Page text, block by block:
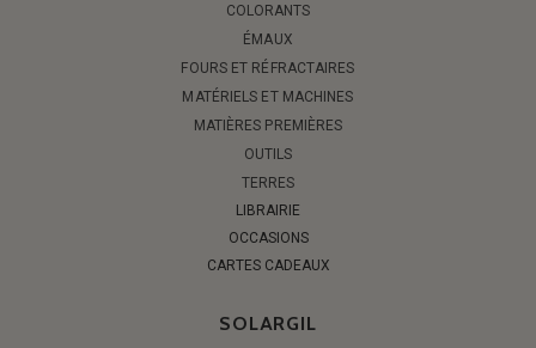
COLORANTS
ÉMAUX
FOURS ET RÉFRACTAIRES
MATÉRIELS ET MACHINES
MATIÈRES PREMIÈRES
OUTILS
TERRES
LIBRAIRIE
OCCASIONS
CARTES CADEAUX
SOLARGIL